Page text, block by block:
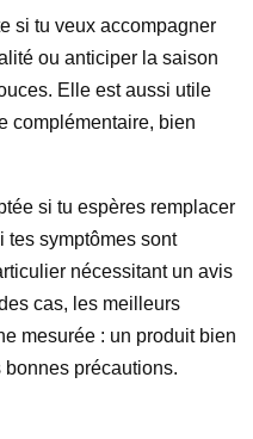
si tu veux accompagner
ou anticiper la saison
Elle est aussi utile
complémentaire, bien
si tu espères remplacer
tes symptômes sont
nécessitant un avis
cas, les meilleurs
mesurée : un produit bien
précautions.